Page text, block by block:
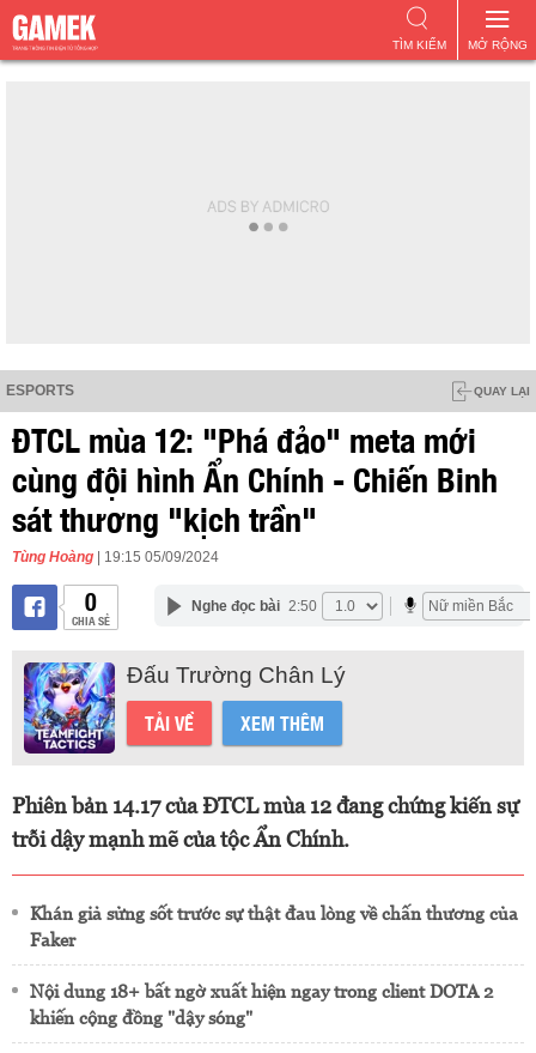
MỞ RỘNG
TÌM KIẾM
ESPORTS QUAY LẠI
ĐTCL mùa 12: "Phá đảo" meta mới
cùng đội hình Ẩn Chính - Chiến Binh
sát thương "kịch trần"
Tùng Hoàng | 19:15 05/09/2024
0
CHIA SẺ
Nghe đọc bài 2:50
Đấu Trường Chân Lý
TẢI VỀ XEM THÊM
Phiên bản 14.17 của ĐTCL mùa 12 đang chứng kiến sự
trỗi dậy mạnh mẽ của tộc Ẩn Chính.
Khán giả sửng sốt trước sự thật đau lòng về chấn thương của
Faker
Nội dung 18+ bất ngờ xuất hiện ngay trong client DOTA 2
khiến cộng đồng "dậy sóng"